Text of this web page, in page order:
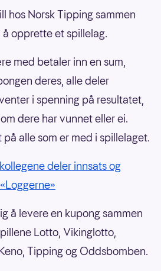
hos Norsk Tipping sammen
opprette et spillelag.
med betaler inn en sum,
deres, alle deler
i spenning på resultatet,
dere har vunnet eller ei.
alle som er med i spillelaget.
deler innsats og
å levere en kupong sammen
Lotto, Vikinglotto,
Tipping og Oddsbomben.